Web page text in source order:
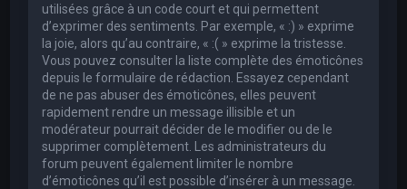
utilisées grâce à un code court et qui permettent
d’exprimer des sentiments. Par exemple, « :) » exprime
la joie, alors qu’au contraire, « :( » exprime la tristesse.
Vous pouvez consulter la liste complète des émoticônes
depuis le formulaire de rédaction. Essayez cependant
de ne pas abuser des émoticônes, elles peuvent
rapidement rendre un message illisible et un
modérateur pourrait décider de le modifier ou de le
supprimer complètement. Les administrateurs du
forum peuvent également limiter le nombre
d’émoticônes qu’il est possible d’insérer à un message.